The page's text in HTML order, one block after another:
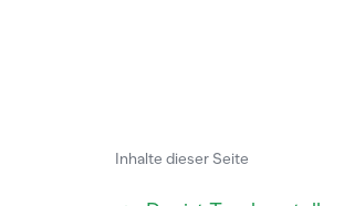
Inhalte dieser Seite